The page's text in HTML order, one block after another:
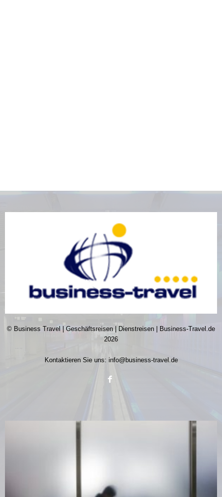
© Business Travel | Geschäftsreisen | Dienstreisen | Business-Travel.de
2026
Kontaktieren Sie uns: info@business-travel.de